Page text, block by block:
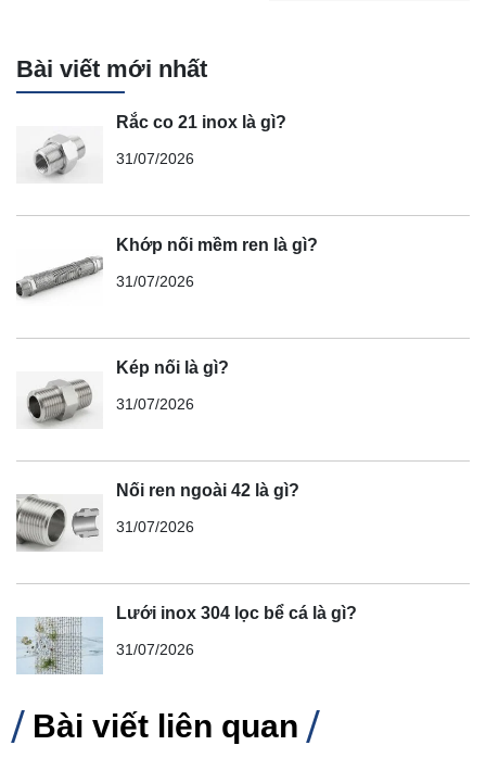
Bài viết mới nhất
Rắc co 21 inox là gì?
31/07/2026
Khớp nối mềm ren là gì?
31/07/2026
Kép nối là gì?
31/07/2026
Nối ren ngoài 42 là gì?
31/07/2026
Lưới inox 304 lọc bể cá là gì?
31/07/2026
Bài viết liên quan